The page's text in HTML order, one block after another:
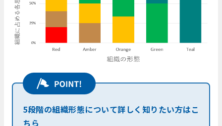
5段階の組織形態について詳しく知りたい方はこ
ちら